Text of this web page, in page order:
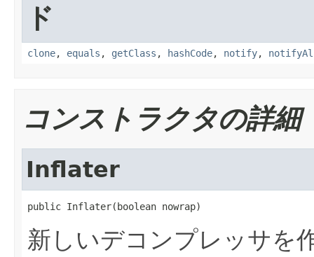
ド
clone, equals , getClass , hashCode, notify,
コンストラクタの詳細
Inflater
public Inflater(boolean nowrap)
新しいデコンプレッサを